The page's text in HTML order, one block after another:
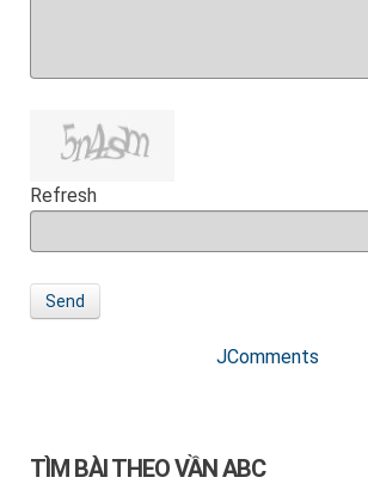
Refresh
Send
JComments
TÌM BÀI THEO VẦN ABC